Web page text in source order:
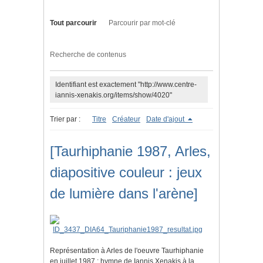
Tout parcourir Parcourir par mot-clé
Recherche de contenus
Identifiant est exactement "http://www.centre-
iannis-xenakis.org/items/show/4020"
Trier par : Titre Créateur Date d'ajout
[Taurhiphanie 1987, Arles,
diapositive couleur : jeux
de lumière dans l'arène]
Représentation à Arles de l'oeuvre Taurhiphanie
en juillet 1987 : hymne de Iannis Xenakis à la